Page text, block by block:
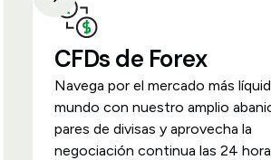
CFDs de Forex
Navega por el mercado más
mundo con nuestro amplio
pares de divisas y aprovecha la
negociación continua las 24